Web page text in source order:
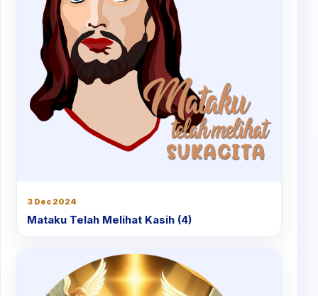
3 Dec 2024
Mataku Telah Melihat Kasih (4)